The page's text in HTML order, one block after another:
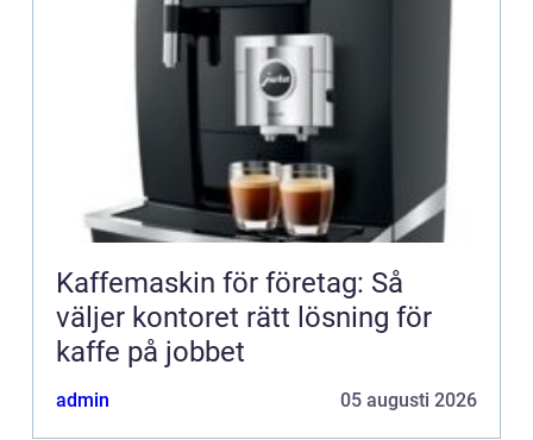
Kaffemaskin för företag: Så
väljer kontoret rätt lösning för
kaffe på jobbet
admin 05 augusti 2026